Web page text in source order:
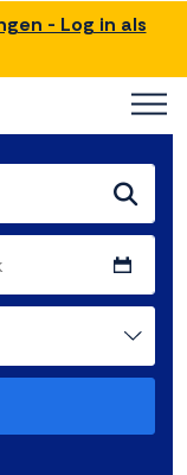
- Log in als